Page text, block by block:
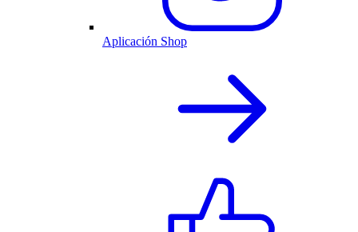
Aplicación Shop